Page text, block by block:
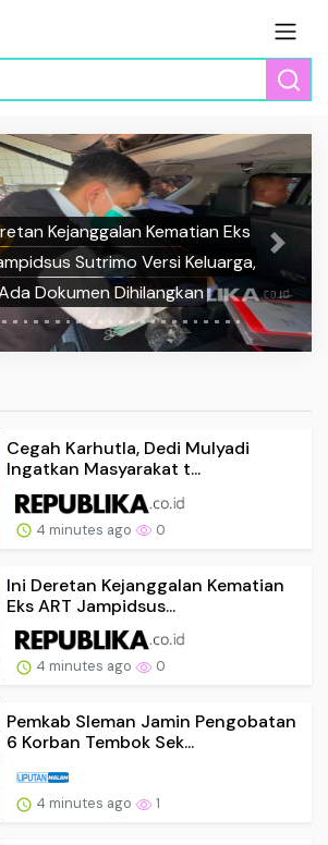
Kejanggalan Kematian Eks
Sutrimo Versi Keluarga,
Dokumen Dihilangkan
Next
Cegah Karhutla, Dedi Mulyadi
Ingatkan Masyarakat t...
4 minutes ago 0
Ini Deretan Kejanggalan Kematian
Eks ART Jampidsus...
4 minutes ago 0
Pemkab Sleman Jamin Pengobatan
6 Korban Tembok Sek...
4 minutes ago 1